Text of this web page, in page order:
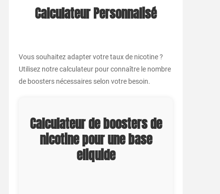
Calculateur Personnalisé
Vous souhaitez adapter votre taux de nicotine ?
Utilisez notre calculateur pour connaître le nombre
de boosters nécessaires selon votre besoin.
Calculateur de boosters de
nicotine pour une base
eliquide